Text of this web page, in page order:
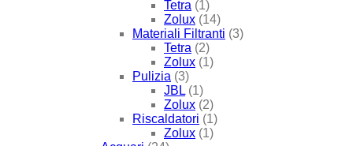
Tetra (1)
Zolux (14)
Materiali Filtranti (3)
Tetra (2)
Zolux (1)
Pulizia (3)
JBL (1)
Zolux (2)
Riscaldatori (1)
Zolux (1)